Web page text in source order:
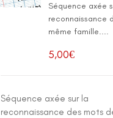
Séquence axée
reconnaissance
même famille....
5,00€
Séquence axée sur la
reconnaissance des mots